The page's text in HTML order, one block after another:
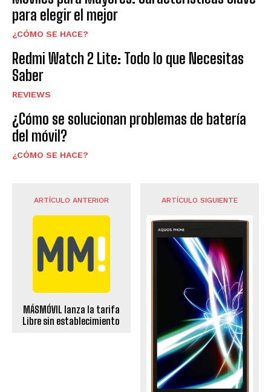
para elegir el mejor
¿CÓMO SE HACE?
Redmi Watch 2 Lite: Todo lo que Necesitas
Saber
REVIEWS
¿Cómo se solucionan problemas de batería
del móvil?
¿CÓMO SE HACE?
ARTÍCULO ANTERIOR
MÁSMÓVIL lanza la tarifa
Libre sin establecimiento
ARTÍCULO SIGUIENTE